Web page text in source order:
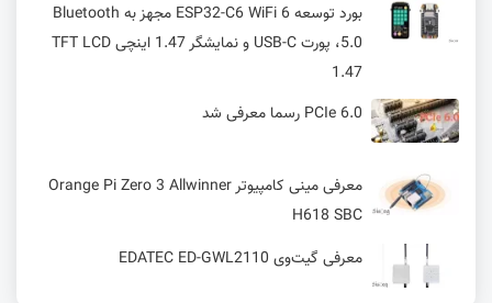
بورد توسعه ESP32-C6 WiFi 6 مجهز به Bluetooth
5.0، پورت USB-C و نمایشگر 1.47 اینچی TFT LCD
1.47
PCIe 6.0 رسما معرفی شد
معرفی مینی کامپیوتر Orange Pi Zero 3 Allwinner
H618 SBC
معرفی گیت‌وی EDATEC ED-GWL2110